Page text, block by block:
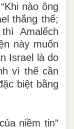
nào ông
thắng thế;
Amalếch
này muốn
Israel là do
vì thế cần
biệt bằng
niềm tin”